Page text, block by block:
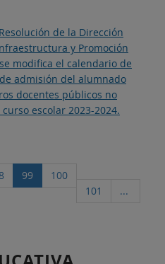
de la Dirección
y Promoción
modifica el calendario de
admisión del alumnado
docentes públicos no
escolar 2023-2024.
99
100
101
...